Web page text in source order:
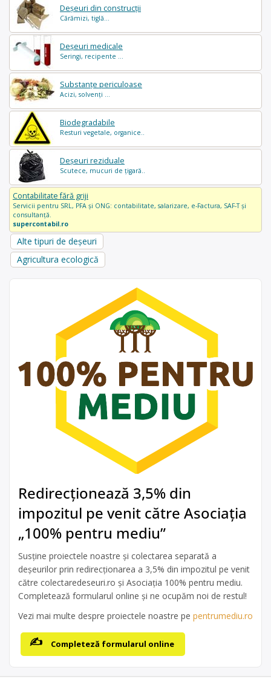
Deșeuri din construcții
Cărămizi, tiglă...
Deșeuri medicale
Seringi, recipente ...
Substanțe periculoase
Acizi, solvenți ...
Biodegradabile
Resturi vegetale, organice..
Deșeuri reziduale
Scutece, mucuri de țigară..
Contabilitate fără griji
Servicii pentru SRL, PFA și ONG: contabilitate, salarizare, e-Factura, SAF-T și
consultanță.
supercontabil.ro
Alte tipuri de deșeuri
Agricultura ecologică
Redirecționează 3,5% din
impozitul pe venit către Asociația
„100% pentru mediu”
Susține proiectele noastre și colectarea separată a
deșeurilor prin redirecționarea a 3,5% din impozitul pe venit
către colectaredeseuri.ro și Asociația 100% pentru mediu.
Completează formularul online și ne ocupăm noi de restul!
Vezi mai multe despre proiectele noastre pe pentrumediu.ro
Completeză formularul online